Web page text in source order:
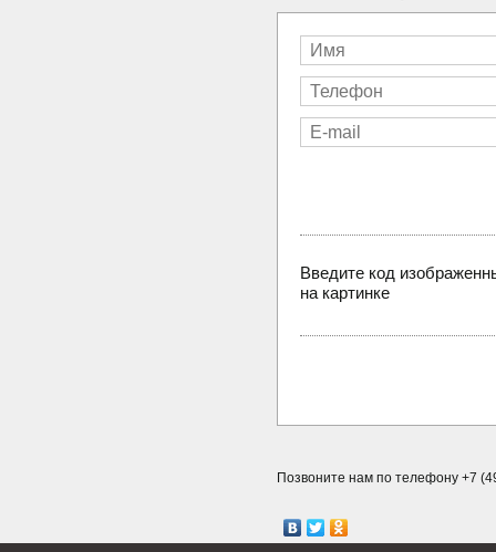
Введите код
на картинке
Позвоните нам по телефону +7